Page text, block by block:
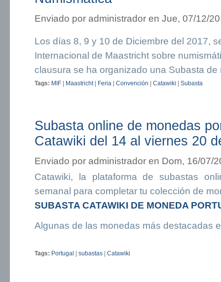
Enviado por administrador en Jue, 07/12/
Los días 8, 9 y 10 de Diciembre del 2017,
Internacional de Maastricht sobre
clausura se ha organizado una Subasta de
Tags: MIF | Maastricht| Feria | Convención | Catawiki | Subasta
Subasta online de monedas
Catawiki del 14 al viernes 20
Enviado por administrador en Dom, 16/07/
Catawiki, la plataforma de subastas
semanal para completar tu colección de
SUBASTA CATAWIKI DE MONEDA
Algunas de las monedas más destacadas
Tags: Portugal | subastas | Catawiki